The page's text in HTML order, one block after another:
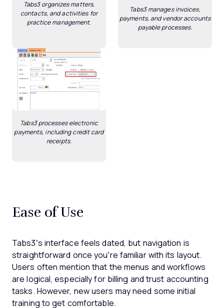
Tabs3 organizes matters,
contacts, and activities for
practice management.
Tabs3 manages invoices,
payments, and vendor accounts
payable processes.
Tabs3 processes electronic
payments, including credit card
receipts.
Ease of Use
Tabs3’s interface feels dated, but navigation is
straightforward once you’re familiar with its layout.
Users often mention that the menus and workflows
are logical, especially for billing and trust accounting
tasks. However, new users may need some initial
training to get comfortable.